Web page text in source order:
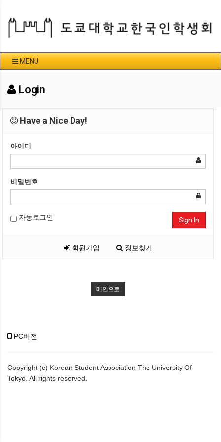
MENU
Login
Have a Nice Day!
아이디
비밀번호
자동로그인 Sign In
회원가입 정보찾기
메인으로
PC버전
Copyright (c) Korean Student Association The University Of
Tokyo. All rights reserved.